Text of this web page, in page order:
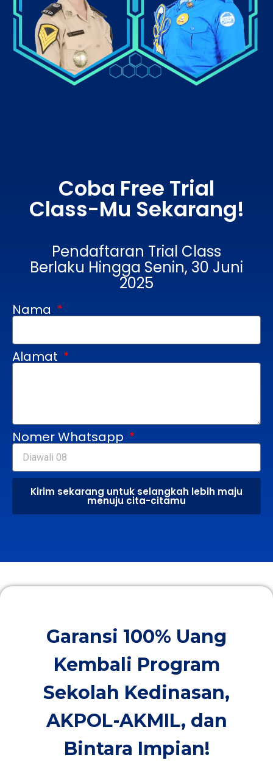
Coba Free Trial
Class-Mu Sekarang!
Pendaftaran Trial Class
Berlaku Hingga Senin, 30 Juni
2025
Nama
Alamat
Nomer Whatsapp
Kirim sekarang untuk selangkah lebih maju
menuju cita-citamu
Garansi 100% Uang
Kembali Program
Sekolah Kedinasan,
AKPOL-AKMIL, dan
Bintara Impian!